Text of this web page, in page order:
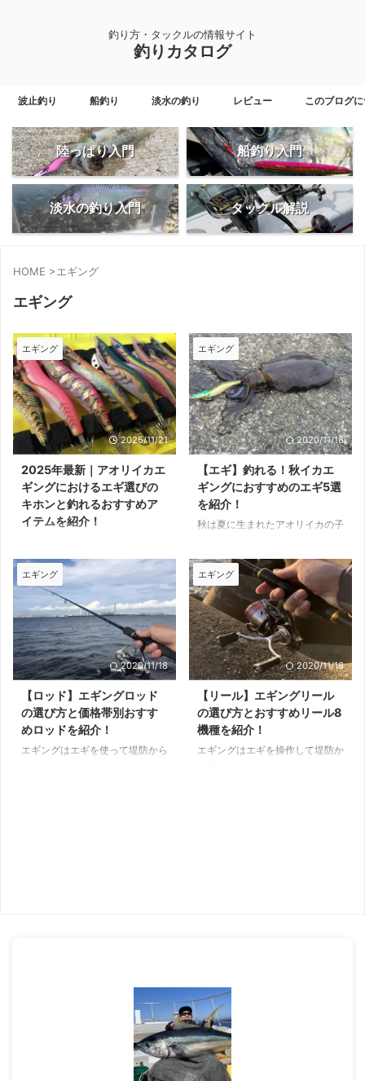
釣り方・タックルの情報サイト
釣りカタログ
波止釣り 船釣り 淡水の釣り レビュー このブログ
陸っぱり入門 船釣り入門
淡水の釣り入門 タックル解説
HOME >エギング
エギング
エギング
2025/11/21
2025年最新｜アオリイカエ
ギングにおけるエギ選びの
キホンと釣れるおすすめア
イテムを紹介！
かせないルアー「エギ」。 エギ
ングにおいては、釣り方やポイン
ト選びも重要ですが、状況に応じ
たエギ選びも同じくらい重要で
す。 しかし、各メーカーからさ
まざまなエギが発売されており、
「どれを選べばいいの？」と迷う
初心者も多いはず...。 本記事で
は、初心者でも失敗しないエギの
選び方と、実績の高い2025年最
新のおすすめ人気エギを徹底解説
します。エギングの釣果を伸ばし
たい方は必見です。 エギ選びで
エギング
2020/11/18
【エギ】釣れる！秋イカエ
ギングにおすすめのエギ5選
を紹介！
秋は夏に生まれたアオリイカの子
は多くスレていないイカも多いた
め、初心者の方でも釣りやすく入
門に最適な時期です。 極端な話
釣れるタイミングやポイントを逃
さなければ、どんなエギでもイカ
は釣れますが、性能の良いエギを
選ぶことで釣果はさらにアップで
きます。 本記事では元釣具屋の
筆者が秋アオリ狙いによく使って
いて実績抜群のエギとエギングに
便利な関連アイテムを紹介しま
す。 エギ選びにお悩みの方はぜ
ひ参考にしてください。 秋アオ
エギング
2020/11/18
【ロッド】エギングロッド
の選び方と価格帯別おすす
めロッドを紹介！
エギングはエギを使って堤防から
エギング
2020/11/18
【リール】エギングリール
の選び方とおすすめリール8
機種を紹介！
エギングはエギを操作して堤防か
4点です。 サイズ（糸巻き量）
リールはスピニングリールの ...